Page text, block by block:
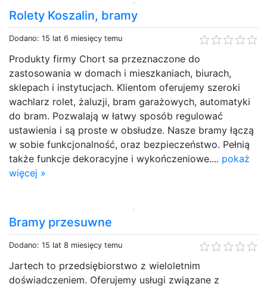
Rolety Koszalin, bramy
Dodano: 15 lat 6 miesięcy temu
Produkty firmy Chort sa przeznaczone do
zastosowania w domach i mieszkaniach, biurach,
sklepach i instytucjach. Klientom oferujemy szeroki
wachlarz rolet, żaluzji, bram garażowych, automatyki
do bram. Pozwalają w łatwy sposób regulować
ustawienia i są proste w obsłudze. Nasze bramy łączą
w sobie funkcjonalność, oraz bezpieczeństwo. Pełnią
także funkcje dekoracyjne i wykończeniowe.... pokaż
więcej »
Bramy przesuwne
Dodano: 15 lat 8 miesięcy temu
Jartech to przedsiębiorstwo z wieloletnim
doświadczeniem. Oferujemy usługi związane z